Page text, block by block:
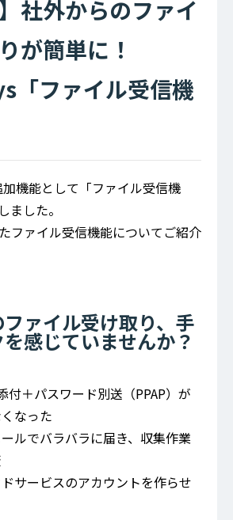
社外からのファイ
が簡単に！
「ファイル受信機
加機能として「ファイル受信機
ました。
ファイル受信機能についてご紹介
ァイル受け取り、手
感じていませんか？
付＋パスワード別送（PPAP）が
なった
ルでバラバラに届き、収集作業
サービスのアカウントを作らせ